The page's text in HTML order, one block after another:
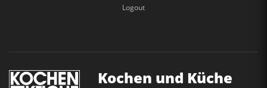
Logout
Kochen und Küche